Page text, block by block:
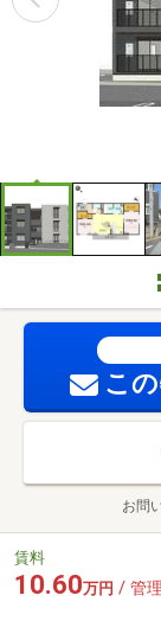
こ
お問
賃料
10.60万円 / 管